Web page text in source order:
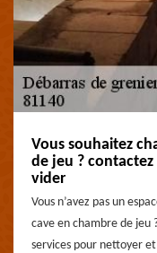
Vous souhaitez
de jeu ?
vider
Vous n’avez pas un
cave en chambre de jeu
services pour nettoyer